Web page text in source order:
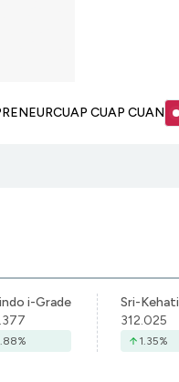
CUAP CUAP CUAN
i-Grade
%
Sri-Kehati
312.025
1.35%